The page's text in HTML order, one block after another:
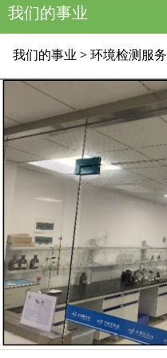
我们的事业
理化二室
我们的事业 >环境检测服务